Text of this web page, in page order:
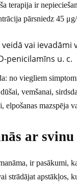
terapija ir
pārsniedz 45
vai
penicilamīns u. c.
no viegliem
vemšanai,
mazspēja
ar
ir pasākumi,
strādājat apstākļos,